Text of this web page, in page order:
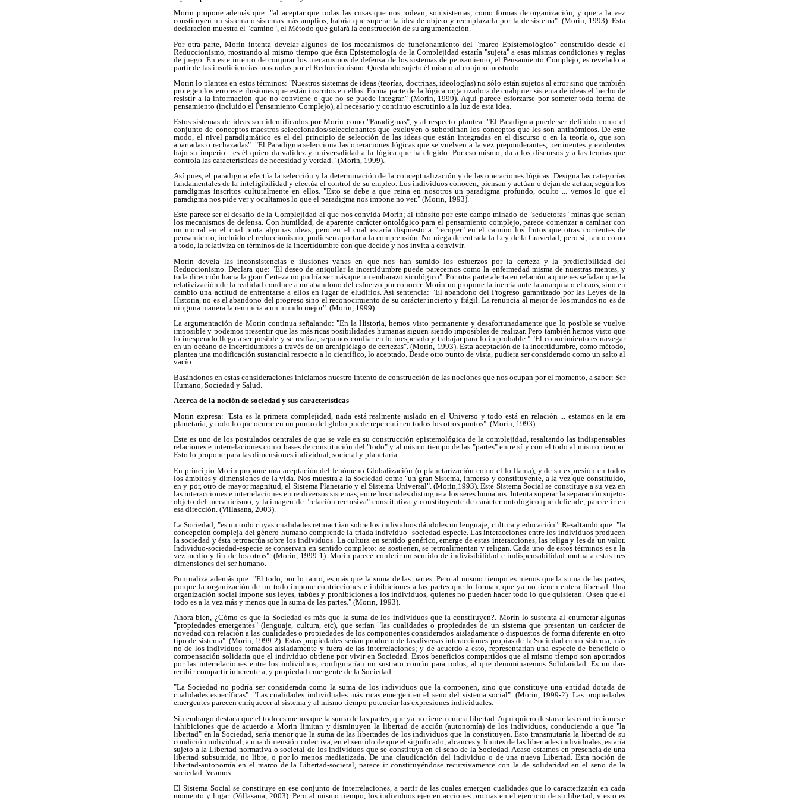
Morin propone además que: "al aceptar que todas las cosas que nos rodean, son sistemas, como formas de organización, y que a la vez
constituyen un sistema o sistemas más amplios, habría que superar la idea de objeto y reemplazarla por la de sistema". (Morin, 1993). Esta
declaración muestra el "camino", el Método que guiará la construcción de su argumentación.
Por otra parte, Morin intenta develar algunos de los mecanismos de funcionamiento del "marco Epistemológico" construido desde el
Reduccionismo, mostrando al mismo tiempo que ésta Epistemología de la Complejidad estaría "sujeta" a esas mismas condiciones y reglas
de juego. En este intento de conjurar los mecanismos de defensa de los sistemas de pensamiento, el Pensamiento Complejo, es revelado a
partir de las insuficiencias mostradas por el Reduccionismo. Quedando sujeto él mismo al conjuro mostrado.
Morin lo plantea en estos términos: "Nuestros sistemas de ideas (teorías, doctrinas, ideologías) no sólo están sujetos al error sino que también
protegen los errores e ilusiones que están inscritos en ellos. Forma parte de la lógica organizadora de cualquier sistema de ideas el hecho de
resistir a la información que no conviene o que no se puede integrar." (Morin, 1999). Aquí parece esforzarse por someter toda forma de
pensamiento (incluido el Pensamiento Complejo), al necesario y continuo escrutinio a la luz de esta idea.
Estos sistemas de ideas son identificados por Morin como "Paradigmas", y al respecto plantea: "El Paradigma puede ser definido como el
conjunto de conceptos maestros seleccionados/seleccionantes que excluyen o subordinan los conceptos que les son antinómicos. De este
modo, el nivel paradigmático es el del principio de selección de las ideas que están integradas en el discurso o en la teoría o, que son
apartadas o rechazadas". "El Paradigma selecciona las operaciones lógicas que se vuelven a la vez preponderantes, pertinentes y evidentes
bajo su imperio... es él quien da validez y universalidad a la lógica que ha elegido. Por eso mismo, da a los discursos y a las teorías que
controla las características de necesidad y verdad." (Morin, 1999).
Así pues, el paradigma efectúa la selección y la determinación de la conceptualización y de las operaciones lógicas. Designa las categorías
fundamentales de la inteligibilidad y efectúa el control de su empleo. Los individuos conocen, piensan y actúan o dejan de actuar, según los
paradigmas inscritos culturalmente en ellos. "Esto se debe a que reina en nosotros un paradigma profundo, oculto ... vemos lo que el
paradigma nos pide ver y ocultamos lo que el paradigma nos impone no ver." (Morin, 1993).
Este parece ser el desafío de la Complejidad al que nos convida Morin; al tránsito por este campo minado de "seductoras" minas que serían
los mecanismos de defensa. Con humildad, de aparente carácter ontológico para el pensamiento complejo, parece comenzar a caminar con
un morral en el cual porta algunas ideas, pero en el cual estaría dispuesto a "recoger" en el camino los frutos que otras corrientes de
pensamiento, incluido el reduccionismo, pudiesen aportar a la comprensión. No niega de entrada la Ley de la Gravedad, pero sí, tanto como
a todo, la relativiza en términos de la incertidumbre con que decide y nos invita a convivir.
Morin devela las inconsistencias e ilusiones vanas en que nos han sumido los esfuerzos por la certeza y la predictibilidad del
Reduccionismo. Declara que: "El deseo de aniquilar la incertidumbre puede parecernos como la enfermedad misma de nuestras mentes, y
toda dirección hacia la gran Certeza no podría ser más que un embarazo sicológico". Por otra parte alerta en relación a quienes señalan que la
relativización de la realidad conduce a un abandono del esfuerzo por conocer. Morin no propone la inercia ante la anarquía o el caos, sino en
cambio una actitud de enfrentarse a ellos en lugar de eludirlos. Así sentencia: "El abandono del Progreso garantizado por las Leyes de la
Historia, no es el abandono del progreso sino el reconocimiento de su carácter incierto y frágil. La renuncia al mejor de los mundos no es de
ninguna manera la renuncia a un mundo mejor". (Morin, 1999).
La argumentación de Morin continua señalando: "En la Historia, hemos visto permanente y desafortunadamente que lo posible se vuelve
imposible y podemos presentir que las más ricas posibilidades humanas siguen siendo imposibles de realizar. Pero también hemos visto que
lo inesperado llega a ser posible y se realiza; sepamos confiar en lo inesperado y trabajar para lo improbable." "El conocimiento es navegar
en un océano de incertidumbres a través de un archipiélago de certezas". (Morin, 1993). Esta aceptación de la incertidumbre, como método,
plantea una modificación sustancial respecto a lo científico, lo aceptado. Desde otro punto de vista, pudiera ser considerado como un salto al
vacío.
Basándonos en estas consideraciones iniciamos nuestro intento de construcción de las nociones que nos ocupan por el momento, a saber: Ser
Humano, Sociedad y Salud.
Acerca de la noción de sociedad y sus características
Morin expresa: "Esta es la primera complejidad, nada está realmente aislado en el Universo y todo está en relación ... estamos en la era
planetaria, y todo lo que ocurre en un punto del globo puede repercutir en todos los otros puntos". (Morin, 1993).
Este es uno de los postulados centrales de que se vale en su construcción epistemológica de la complejidad, resaltando las indispensables
relaciones e interrelaciones como bases de constitución del "todo" y al mismo tiempo de las "partes" entre sí y con el todo al mismo tiempo.
Esto lo propone para las dimensiones individual, societal y planetaria.
En principio Morin propone una aceptación del fenómeno Globalización (o planetarización como el lo llama), y de su expresión en todos
los ámbitos y dimensiones de la vida. Nos muestra a la Sociedad como "un gran Sistema, inmerso y constituyente, a la vez que constituido,
en y por, otro de mayor magnitud, el Sistema Planetario y el Sistema Universal". (Morin,1993). Este Sistema Social se constituye a su vez en
las interacciones e interrelaciones entre diversos sistemas, entre los cuales distingue a los seres humanos. Intenta superar la separación sujeto-
objeto del mecanicismo, y la imagen de "relación recursiva" constitutiva y constituyente de carácter ontológico que defiende, parece ir en
esa dirección. (Villasana, 2003).
La Sociedad, "es un todo cuyas cualidades retroactúan sobre los individuos dándoles un lenguaje, cultura y educación". Resaltando que: "la
concepción compleja del género humano comprende la tríada individuo- sociedad-especie. Las interacciones entre los individuos producen
la sociedad y ésta retroactúa sobre los individuos. La cultura en sentido genérico, emerge de estas interacciones, las religa y les da un valor.
Individuo-sociedad-especie se conservan en sentido completo: se sostienen, se retroalimentan y religan. Cada uno de estos términos es a la
vez medio y fin de los otros". (Morin, 1999-1). Morin parece conferir un sentido de indivisibilidad e indispensabilidad mutua a estas tres
dimensiones del ser humano.
Puntualiza además que: "El todo, por lo tanto, es más que la suma de las partes. Pero al mismo tiempo es menos que la suma de las partes,
porque la organización de un todo impone contricciones e inhibiciones a las partes que lo forman, que ya no tienen entera libertad. Una
organización social impone sus leyes, tabúes y prohibiciones a los individuos, quienes no pueden hacer todo lo que quisieran. O sea que el
todo es a la vez más y menos que la suma de las partes." (Morin, 1993).
Ahora bien, ¿Cómo es que la Sociedad es más que la suma de los individuos que la constituyen?. Morin lo sustenta al enumerar algunas
"propiedades emergentes" (lenguaje, cultura, etc), que serían "las cualidades o propiedades de un sistema que presentan un carácter de
novedad con relación a las cualidades o propiedades de los componentes considerados aisladamente o dispuestos de forma diferente en otro
tipo de sistema". (Morin, 1999-2). Estas propiedades serían producto de las diversas interacciones propias de la Sociedad como sistema, más
no de los individuos tomados aisladamente y fuera de las interrelaciones; y de acuerdo a esto, representarían una especie de beneficio o
compensación solidaria que el individuo obtiene por vivir en Sociedad. Estos beneficios compartidos que al mismo tiempo son aportados
por las interrelaciones entre los individuos, configurarían un sustrato común para todos, al que denominaremos Solidaridad. Es un dar-
recibir-compartir inherente a, y propiedad emergente de la Sociedad.
"La Sociedad no podría ser considerada como la suma de los individuos que la componen, sino que constituye una entidad dotada de
cualidades específicas". "Las cualidades individuales más ricas emergen en el seno del sistema social". (Morin, 1999-2). Las propiedades
emergentes parecen enriquecer al sistema y al mismo tiempo potenciar las expresiones individuales.
Sin embargo destaca que el todo es menos que la suma de las partes, que ya no tienen entera libertad. Aquí quiero destacar las contricciones e
inhibiciones que de acuerdo a Morin limitan y disminuyen la libertad de acción (autonomía) de los individuos, conduciendo a que "la
libertad" en la Sociedad, sería menor que la suma de las libertades de los individuos que la constituyen. Esto transmutaría la libertad de su
condición individual, a una dimensión colectiva, en el sentido de que el significado, alcances y límites de las libertades individuales, estaría
sujeto a la Libertad normativa o societal de los individuos que se constituya en el seno de la Sociedad. Acaso estamos en presencia de una
libertad subsumida, no libre, o por lo menos mediatizada. De una claudicación del individuo o de una nueva Libertad. Esta noción de
libertad-autonomía en el marco de la Libertad-societal, parece ir constituyéndose recursivamente con la de solidaridad en el seno de la
sociedad. Veamos.
El Sistema Social se constituye en ese conjunto de interrelaciones, a partir de las cuales emergen cualidades que lo caracterizarán en cada
momento y lugar. (Villasana, 2003). Pero al mismo tiempo, los individuos ejercen acciones propias en el ejercicio de su libertad, y esto es